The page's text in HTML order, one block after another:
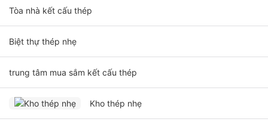
Tòa nhà kết cấu thép
Biệt thự thép nhẹ
trung tâm mua sắm kết cấu thép
Kho thép nhẹ